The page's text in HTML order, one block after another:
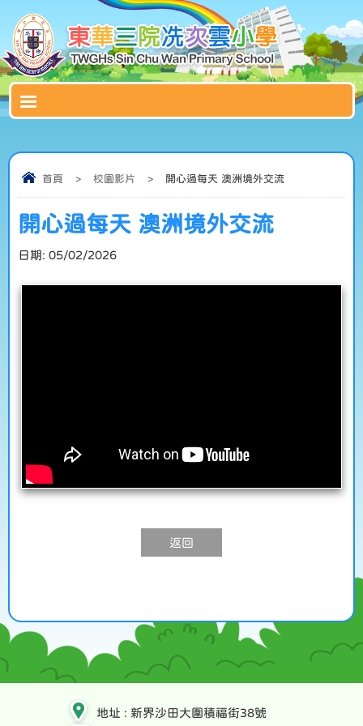
首頁 > 校園影片 > 開心過每天 澳洲境外交流
開心過每天 澳洲境外交流
日期: 05/02/2026
返回
地址 : 新界沙田大圍積福街38號